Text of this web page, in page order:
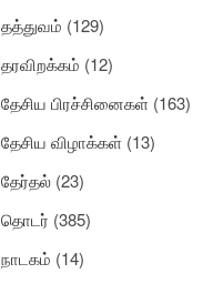
தத்துவம் (129)
தரவிறக்கம் (12)
தேசிய பிரச்சினைகள் (163)
தேசிய விழாக்கள் (13)
தேர்தல் (23)
தொடர் (385)
நாடகம் (14)